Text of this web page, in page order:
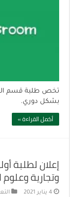
تخص طلبة قسم
بشكل دوري.
أكمل القراءة »
إعلان لطلبة
وتجارية وعلوم
4 يناير 2021